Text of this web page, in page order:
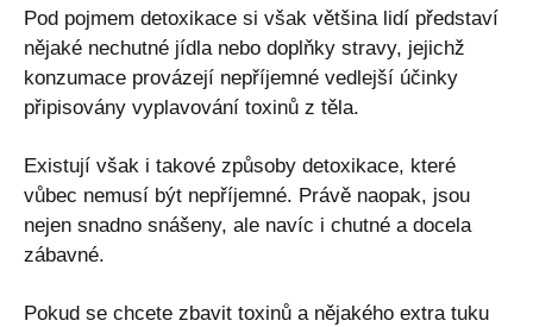
Pod pojmem detoxikace si však většina lidí představí
nějaké nechutné jídla nebo doplňky stravy, jejichž
konzumace provázejí nepříjemné vedlejší účinky
připisovány vyplavování toxinů z těla.
Existují však i takové způsoby detoxikace, které
vůbec nemusí být nepříjemné. Právě naopak, jsou
nejen snadno snášeny, ale navíc i chutné a docela
zábavné.
Pokud se chcete zbavit toxinů a nějakého extra tuku